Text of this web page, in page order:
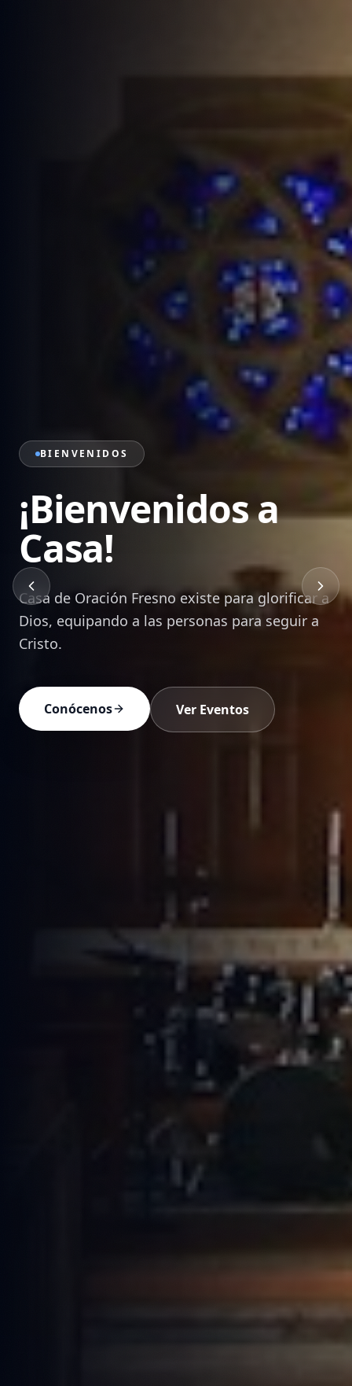
PRÉDICAS
Sana Doctrina de
la Palabra
Mensajes bíblicos que edifican, transforman y
equipan a cada creyente para vivir en Cristo.
Devocionales